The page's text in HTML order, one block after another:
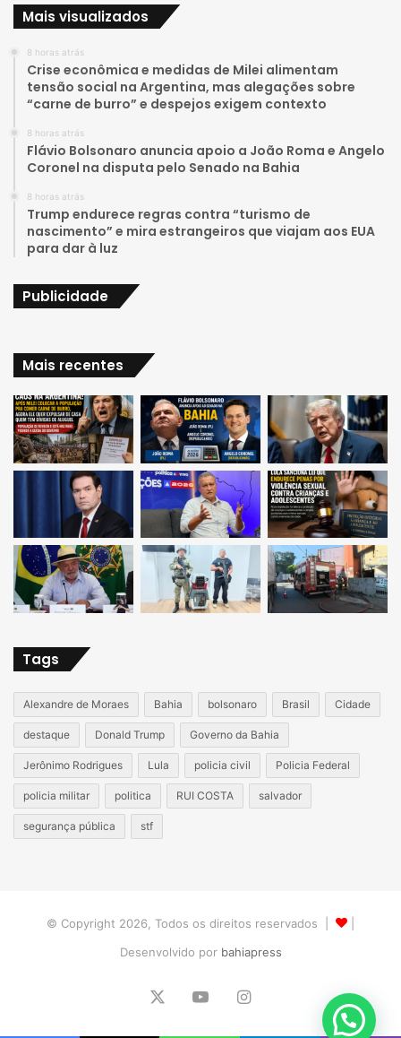
b
g
a
Mais visualizados
8 horas atrás
Crise econômica e medidas de Milei alimentam
tensão social na Argentina, mas alegações sobre
“carne de burro” e despejos exigem contexto
8 horas atrás
Flávio Bolsonaro anuncia apoio a João Roma e Angelo
Coronel na disputa pelo Senado na Bahia
8 horas atrás
Trump endurece regras contra “turismo de
nascimento” e mira estrangeiros que viajam aos EUA
para dar à luz
Publicidade
Mais recentes
Tags
Alexandre de Moraes Bahia bolsonaro Brasil Cidade
destaque Donald Trump Governo da Bahia
Jerônimo Rodrigues Lula policia civil Policia Federal
policia militar politica RUI COSTA salvador
segurança pública stf
© Copyright 2026, Todos os direitos reservados |
Desenvolvido por bahiapress
YouTubeInstagram